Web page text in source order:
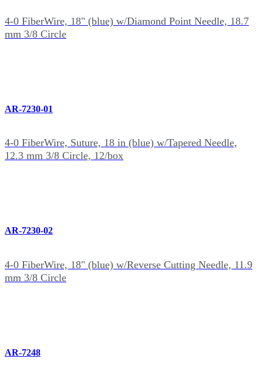
4-0 FiberWire, 18" (blue) w/Diamond Point Needle, 18.7
mm 3/8 Circle
AR-7230-01
4-0 FiberWire, Suture, 18 in (blue) w/Tapered Needle,
12.3 mm 3/8 Circle, 12/box
AR-7230-02
4-0 FiberWire, 18" (blue) w/Reverse Cutting Needle, 11.9
mm 3/8 Circle
AR-7248